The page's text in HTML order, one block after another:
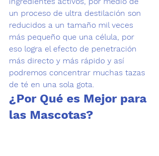
un proceso de ultra destilación son
reducidos a un tamaño mil veces
más pequeño que una célula, por
eso logra el efecto de penetración
más directo y más rápido y así
podremos concentrar muchas tazas
de té en una sola gota.
¿Por Qué es Mejor para
las Mascotas?